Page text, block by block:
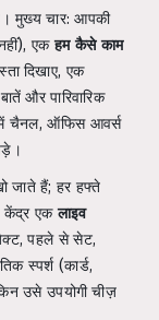
मुख्य चार: आपकी
एकहम कैसे काम
दिखाए, एक
और पारिवारिक
चैनल, ऑफिस आवर्स
जाते हैं; हर हफ्ते
केंद्र एकलाइव
पहले से सेट,
स्पर्श (कार्ड,
उसे उपयोगी चीज़